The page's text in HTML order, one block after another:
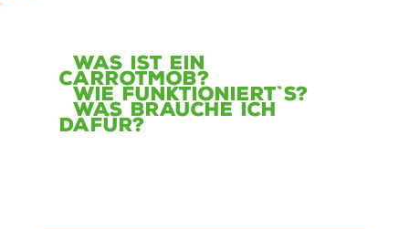
Was ist ein
CarrotMob?
Wie funktioniert`s?
Was brauche ich
dafür?